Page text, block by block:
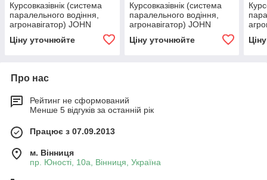
Курсовказівнік (система
паралельного водіння,
агронавігатор) JOHN
Ціну уточнюйте
Курсовказівнік (система
паралельного водіння,
агронавігатор) JOHN
Ціну уточнюйте
Про нас
Рейтинг не сформований
Менше 5 відгуків за останній рік
Працює з 07.09.2013
м. Вінниця
пр. Юності, 10a, Вінниця, Україна